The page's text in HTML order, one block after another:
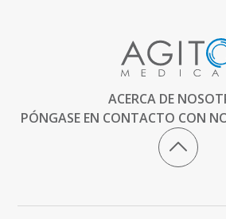
ACERCA DE
PÓNGASE EN CONTACTO CON